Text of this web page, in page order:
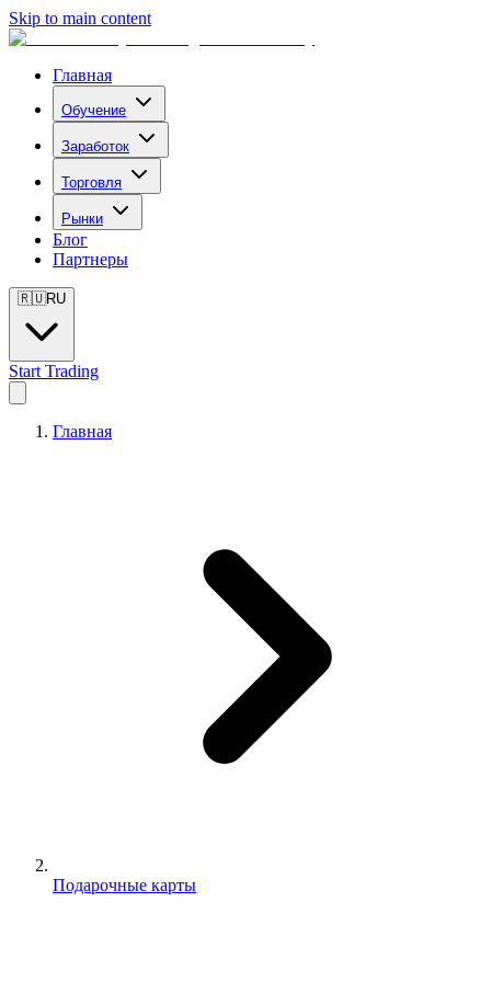
Skip to main content
Главная
Обучение
Заработок
Торговля
Рынки
Блог
Партнеры
🇷🇺RU
Start Trading
Главная
Подарочные карты